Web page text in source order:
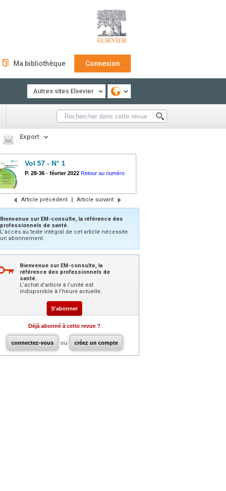
Ma bibliothèque Connexion
Autres sites Elsevier
Export
Vol 57 - N° 1
P. 28-36 - février 2022 Retour au numéro
Article précédent | Article suivant
Bienvenue sur EM-consulte, la référence des
professionnels de santé.
L’accès au texte intégral de cet article nécessite
un abonnement.
Bienvenue sur EM-consulte, la
référence des professionnels de
santé.
L’achat d’article à l’unité est
indisponible à l’heure actuelle.
S'abonner
Déjà abonné à cette revue ?
connectez-vous ou créez un compte